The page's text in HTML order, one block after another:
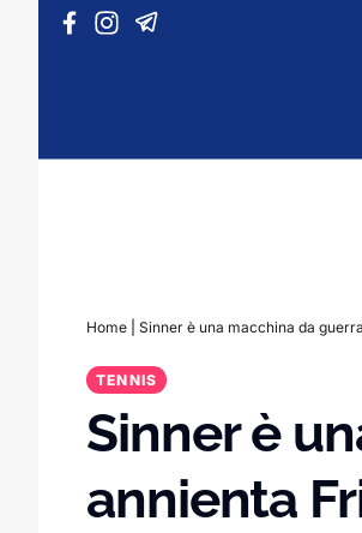
Vai al contenuto
Home Sinner è una macchina da
TENNIS
Sinner è
annienta